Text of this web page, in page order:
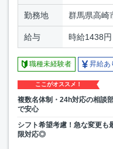
勤務地 群馬県高崎
給与 時給1438
職種未経験者 昇給あ
ここがオススメ！
複数名体制・24h対応の相談
で安心
シフト希望考慮！急な変更も
限対応◎